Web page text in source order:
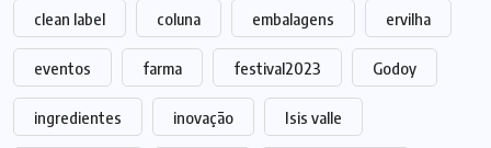
clean label coluna embalagens ervilha
eventos farma festival2023 Godoy
ingredientes inovação Isis valle